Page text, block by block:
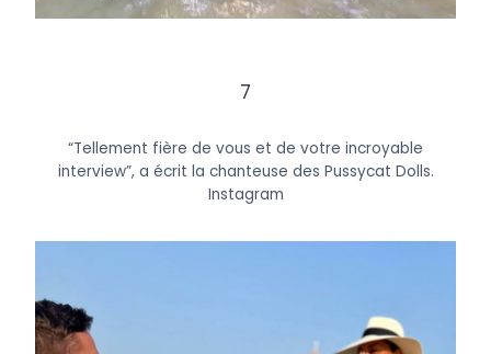
7
“Tellement fière de vous et de votre incroyable
interview”, a écrit la chanteuse des Pussycat Dolls.
Instagram